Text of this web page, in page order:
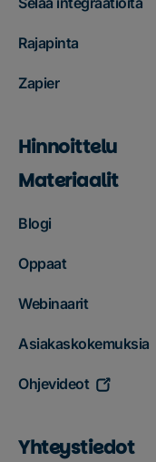
Rajapinta
Zapier
Hinnoittelu
Materiaalit
Blogi
Oppaat
Webinaarit
Asiakaskokemuksia
Ohjevideot
Yhteystiedot